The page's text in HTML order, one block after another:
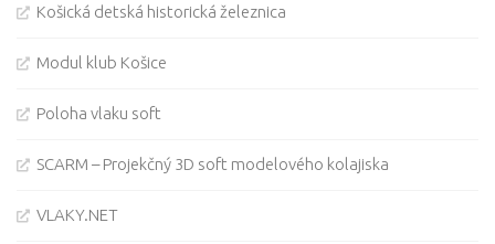
Košická detská historická železnica
Modul klub Košice
Poloha vlaku soft
SCARM – Projekčný 3D soft modelového kolajiska
VLAKY.NET